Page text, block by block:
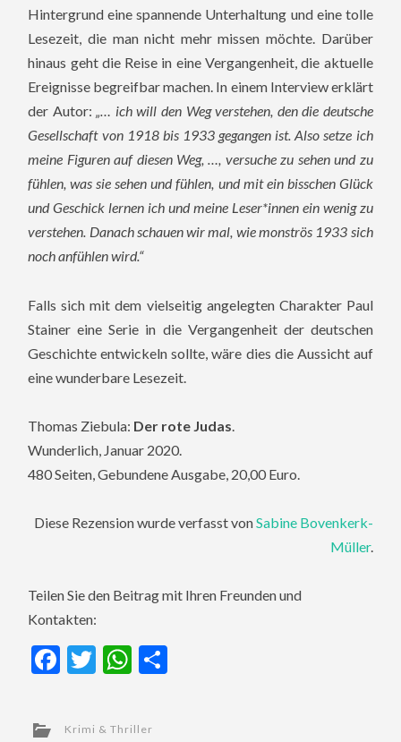
Hintergrund eine spannende Unterhaltung und eine tolle
Lesezeit, die man nicht mehr missen möchte. Darüber
hinaus geht die Reise in eine Vergangenheit, die aktuelle
Ereignisse begreifbar machen. In einem Interview erklärt
der Autor:„… ich will den Weg verstehen, den die deutsche
Gesellschaft von 1918 bis 1933 gegangen ist. Also setze ich
meine Figuren auf diesen Weg, …, versuche zu sehen und zu
fühlen, was sie sehen und fühlen, und mit ein bisschen Glück
und Geschick lernen ich und meine Leser*innen ein wenig zu
verstehen. Danach schauen wir mal, wie monströs 1933 sich
noch anfühlen wird.“
Falls sich mit dem vielseitig angelegten Charakter Paul
Stainer eine Serie in die Vergangenheit der deutschen
Geschichte entwickeln sollte, wäre dies die Aussicht auf
eine wunderbare Lesezeit.
Thomas Ziebula: Der rote Judas
Wunderlich, Januar 2020.
480 Seiten, Gebundene Ausgabe, 20,00 Euro.
Diese Rezension wurde verfasst vonSabine Bovenkerk-
Müller.
Teilen Sie den Beitrag mit Ihren Freunden und
Kontakten:
Facebook
TwitterWhatsApp
Krimi & Thriller